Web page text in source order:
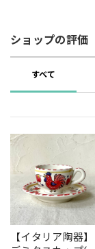
ショップの評価
すべて
【イタリア陶器】